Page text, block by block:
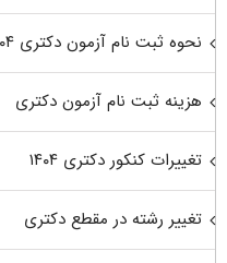
نحوه ثبت نام آزمون دکتری ۱۴۰۴
هزینه ثبت نام آزمون دکتری
تغییرات کنکور دکتری ۱۴۰۴
تغییر رشته در مقطع دکتری